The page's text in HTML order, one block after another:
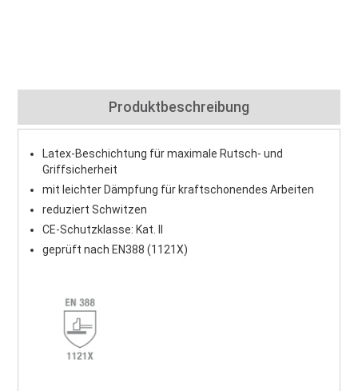
Produktbeschreibung
Latex-Beschichtung für maximale Rutsch- und
Griffsicherheit
mit leichter Dämpfung für kraftschonendes Arbeiten
reduziert Schwitzen
CE-Schutzklasse: Kat. II
geprüft nach EN388 (1121X)